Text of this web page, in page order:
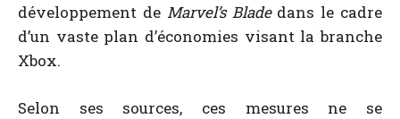
développement de Marvel’s Bladedans le cadre
d’un vaste plan d’économies visant la branche
Xbox.
Selon ses sources, ces mesures ne se